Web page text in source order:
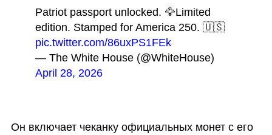
Patriot passport unlocked. 🦅Limited
edition. Stamped for America 250. 🇺🇸
pic.twitter.com/86uxPS1FEk
April 28, 2026
Он включает чеканку официальных монет с его